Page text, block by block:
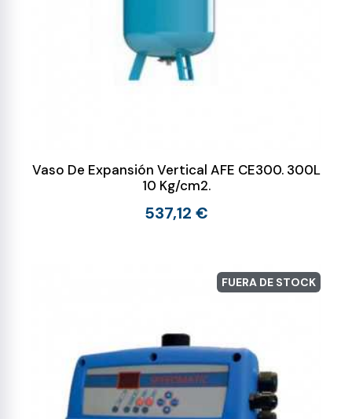
Vaso De Expansión Vertical AFE CE300. 300L
10 Kg/cm2.
537,12 €
FUERA DE STOCK